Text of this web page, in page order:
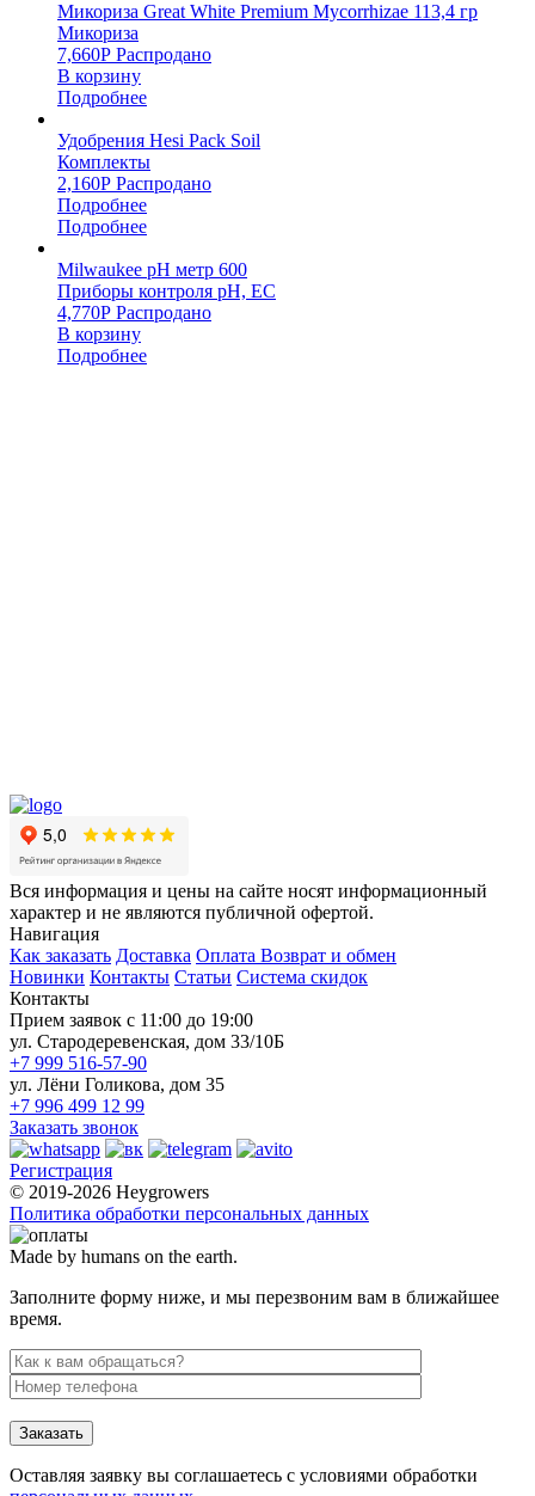
Микориза Great White Premium Mycorrhizae 113,4 гр
Микориза
7,660Р Распродано
В корзину
Подробнее
Удобрения Hesi Pack Soil
Комплекты
2,160Р Распродано
Подробнее
Подробнее
Milwaukee pH метр 600
Приборы контроля pH, EC
4,770Р Распродано
В корзину
Подробнее
Вся информация и цены на сайте носят информационный
характер и не являются публичной офертой.
Навигация
Как заказать Доставка Оплата Возврат и обмен
Новинки Контакты Статьи Система скидок
Контакты
Прием заявок с 11:00 до 19:00
ул. Стародеревенская, дом 33/10Б
+7 999 516-57-90
ул. Лёни Голикова, дом 35
+7 996 499 12 99
Заказать звонок
Регистрация
© 2019-2026 Heygrowers
Политика обработки персональных данных
Made by humans on the earth.
Заполните форму ниже, и мы перезвоним вам в ближайшее
время.
Заказать
Оставляя заявку вы соглашаетесь с условиями обработки